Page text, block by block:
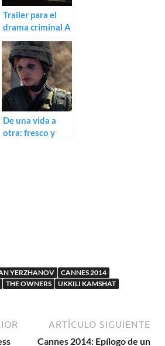
Trailer para el
drama criminal A
Dark Dark-Man
De una vida a
otra: fresco y
YERZHANOV
CANNES 2014
THE OWNERS UKKILI KAMSHAT
ARTÍCULO SIGUIENTE
Cannes 2014: Epílogo de un